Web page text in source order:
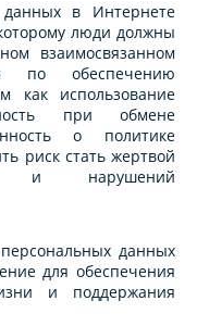
в Интернете
люди должны
взаимосвязанном
по обеспечению
как использование
при обмене
о политике
риск стать жертвой
и нарушений
данных
для обеспечения
и поддержания